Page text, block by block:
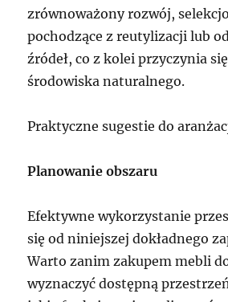
zrównoważony rozwój,
pochodzące z reutylizacji lub
źródeł, co z kolei przyczynia
środowiska naturalnego.
Praktyczne sugestie do
Planowanie obszaru
Efektywne wykorzystanie
się od niniejszej dokładnego
Warto zanim zakupem mebli
wyznaczyć dostępną